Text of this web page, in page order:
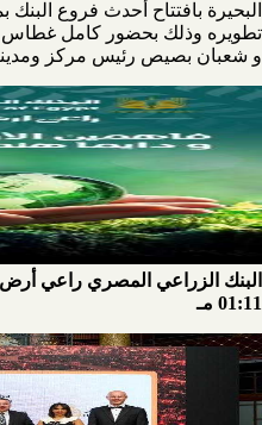
البحيرة بافتتاح أحدث فروع البنك
تطويره وذلك بحضور كامل غطاس
و شعبان بصيص رئيس مركز ومدينة
البنك الزراعي المصري راعي
01:11 مـ